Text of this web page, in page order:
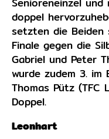
doppel
setzten die Beiden
Finale gegen die
Gabriel und Peter
wurde zudem 3. im
Thomas Pütz (TFC
Doppel.
Leonhart